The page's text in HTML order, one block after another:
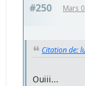
#250 Mars
Citation de:
Ouiii...